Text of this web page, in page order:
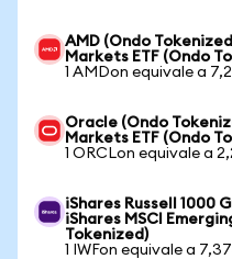
AMD (Ondo
Markets ETF (Ondo
1 AMDon equivale a
Oracle (Ondo
Markets ETF (Ondo
1 ORCLon equivale a
iShares Russell 1000
iShares MSCI
Tokenized)
1 IWFon equivale a